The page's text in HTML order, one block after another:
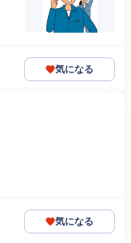
気になる
気になる